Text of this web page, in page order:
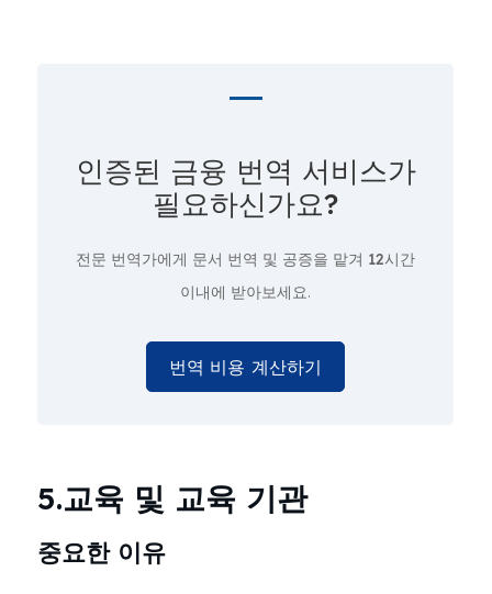
인증된 금융 번역 서비스가
필요하신가요?
전문 번역가에게 문서 번역 및 공증을 맡겨 12시간
이내에 받아보세요.
번역 비용 계산하기
5.교육 및 교육 기관
중요한 이유